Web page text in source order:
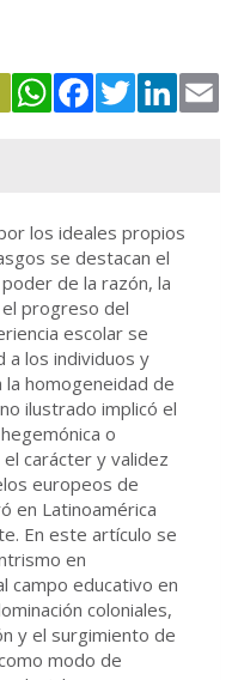
WhatsAppFacebookTwitter
los ideales propios
se destacan el
de la razón, la
progreso del
escolar se
a los individuos y
homogeneidad de
ilustrado implicó el
o
carácter y validez
europeos de
en Latinoamérica
En este artículo se
en
campo educativo en
coloniales,
y el surgimiento de
modo de